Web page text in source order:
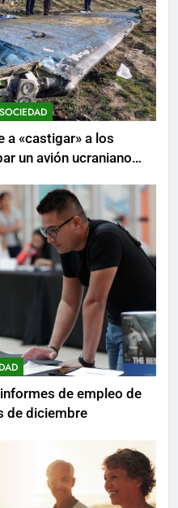
SOCIEDAD
a «castigar» a los
un avión ucraniano
de empleo de
de diciembre